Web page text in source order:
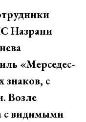
Назрани
«Мерседес-
знаков, с
Возле
с видимыми